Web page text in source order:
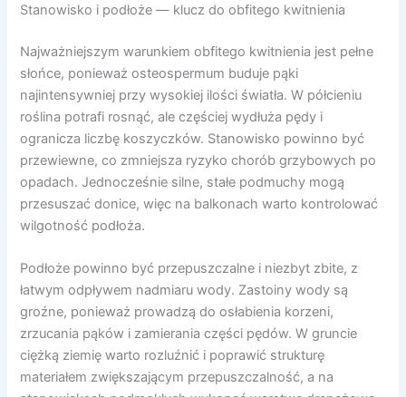
Stanowisko i podłoże — klucz do obfitego kwitnienia
Najważniejszym warunkiem obfitego kwitnienia jest pełne
słońce, ponieważ osteospermum buduje pąki
najintensywniej przy wysokiej ilości światła. W półcieniu
roślina potrafi rosnąć, ale częściej wydłuża pędy i
ogranicza liczbę koszyczków. Stanowisko powinno być
przewiewne, co zmniejsza ryzyko chorób grzybowych po
opadach. Jednocześnie silne, stałe podmuchy mogą
przesuszać donice, więc na balkonach warto kontrolować
wilgotność podłoża.
Podłoże powinno być przepuszczalne i niezbyt zbite, z
łatwym odpływem nadmiaru wody. Zastoiny wody są
groźne, ponieważ prowadzą do osłabienia korzeni,
zrzucania pąków i zamierania części pędów. W gruncie
ciężką ziemię warto rozluźnić i poprawić strukturę
materiałem zwiększającym przepuszczalność, a na